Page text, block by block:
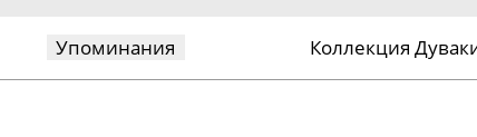
Упоминания Коллекция